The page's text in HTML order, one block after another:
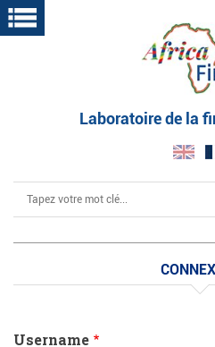
Aller
au
Laboratoire de la
Rechercher
Username